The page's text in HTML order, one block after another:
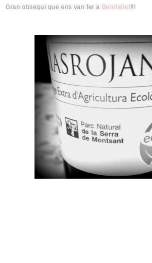
Gran obsequi que ens van fer a Benifallet!!!